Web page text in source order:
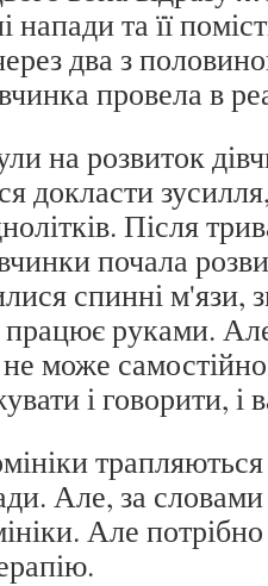
напади та її
два з
провела в
на розвиток
докласти
Після
почала
спинні м'язи,
руками.
може
і говорити, і
Але, за
Але